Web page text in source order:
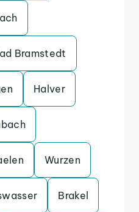
Bramstedt
Halver
Wurzen
Brakel